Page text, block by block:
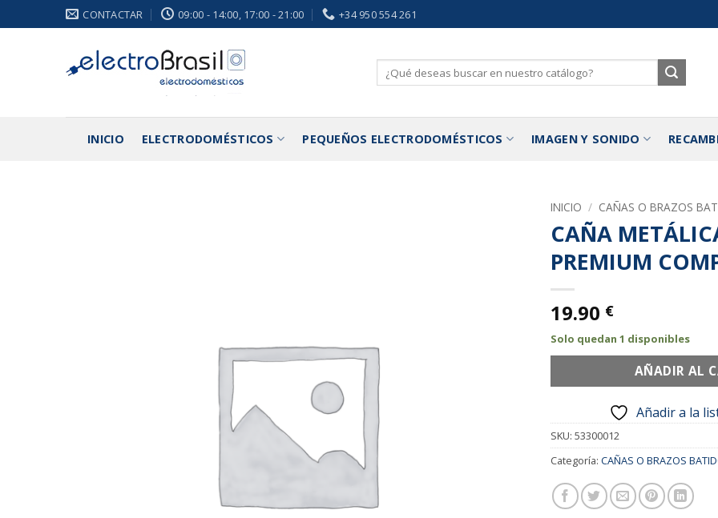
al
CONTACTAR 09:00 - 14:00, 17:00 - 21:00 +34 950 554 261
Buscar
por:
INICIO ELECTRODOMÉSTICOS PEQUEÑOS ELECTRODOMÉSTICOS IMAGEN Y SONIDO
INICIO / CAÑAS O BRAZOS
CAÑA
PREMIUM
19.90 €
Solo quedan 1 disponibles
AÑADIR AL
Añadir a la
SKU: 53300012
Categoría: CAÑAS O BRAZOS